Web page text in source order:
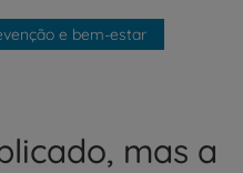
e bem-estar
mas a